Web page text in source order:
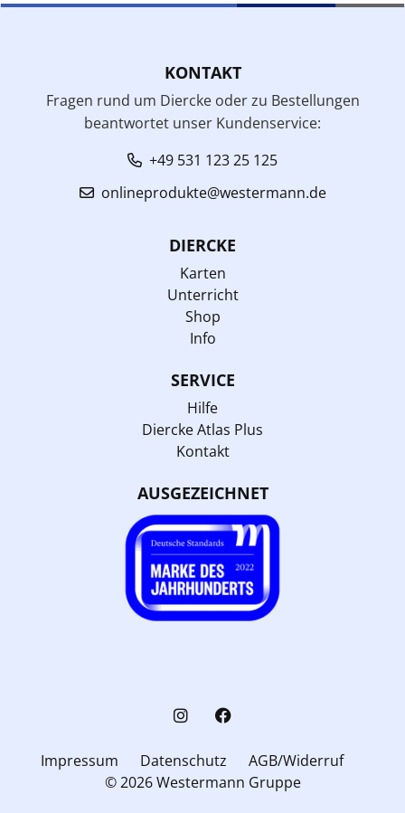
KONTAKT
Fragen rund um Diercke oder zu Bestellungen
beantwortet unser Kundenservice:
+49 531 123 25 125
onlineprodukte@westermann.de
DIERCKE
Karten
Unterricht
Shop
Info
SERVICE
Hilfe
Diercke Atlas Plus
Kontakt
AUSGEZEICHNET
Impressum Datenschutz
AGB/Widerruf
© 2026 Westermann Gruppe